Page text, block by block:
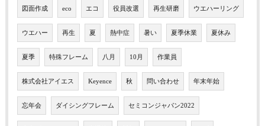
図面作成 eco エコ 役員改選 再生研磨 ウエハーリング
ウエハー 再生 夏 熱中症 暑い 夏季休業 夏休み
夏季 特殊フレーム 八月 10月 作業員
株式会社アイエス Keyence 秋 問い合わせ 年末年始
忘年会 ダイシングフレーム セミコンジャパン2022